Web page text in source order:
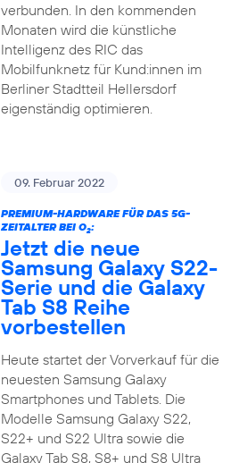
verbunden. In den kommenden
Monaten wird die künstliche
Intelligenz des RIC das
Mobilfunknetz für Kund:innen im
Berliner Stadtteil Hellersdorf
eigenständig optimieren.
09. Februar 2022
PREMIUM-HARDWARE FÜR DAS 5G-
ZEITALTER BEI O2:
Jetzt die neue
Samsung Galaxy S22-
Serie und die Galaxy
Tab S8 Reihe
vorbestellen
Heute startet der Vorverkauf für die
neuesten Samsung Galaxy
Smartphones und Tablets. Die
Modelle Samsung Galaxy S22,
S22+ und S22 Ultra sowie die
Galaxy Tab S8, S8+ und S8 Ultra